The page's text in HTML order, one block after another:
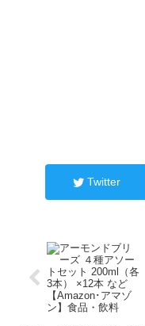
Twitter